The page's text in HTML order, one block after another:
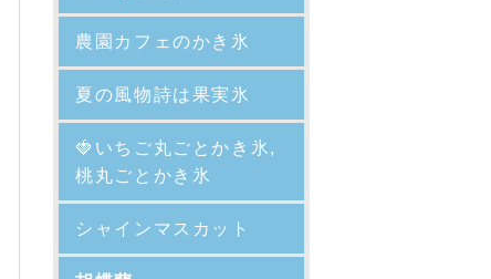
農園カフェのかき氷
夏の風物詩は果実氷
🍓 いちご丸ごとかき氷,
桃丸ごとかき氷
シャインマスカット